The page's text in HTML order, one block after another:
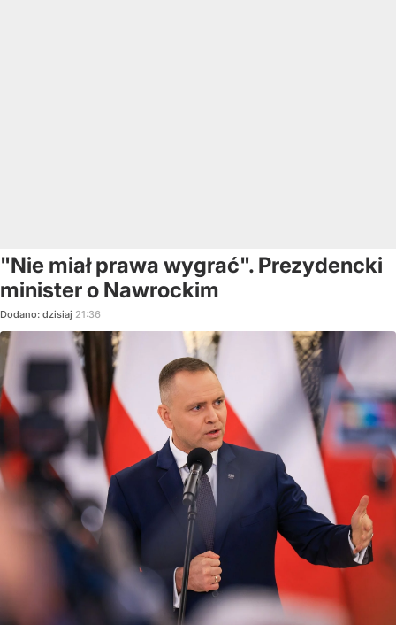
"Nie miał prawa wygrać". Prezydencki
minister o Nawrockim
Dodano: dzisiaj 21:36